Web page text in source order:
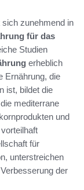
zunehmend in
für das
Studien
erheblich
Ernährung, die
ist, bildet die
mediterrane
und
für
unterstreichen
der